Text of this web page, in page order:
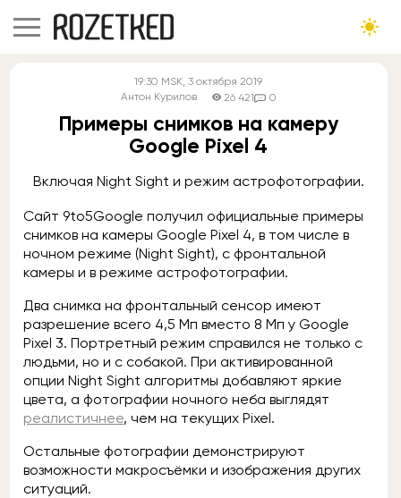
19:30 MSK, 3 октября 2019
Антон Курилов
26 421 0
Примеры снимков на камеру
Google Pixel 4
Включая Night Sight и режим астрофотографии.
Сайт 9to5Google получил официальные примеры
снимков на камеры Google Pixel 4, в том числе в
ночном режиме (Night Sight), с фронтальной
камеры и в режиме астрофотографии.
Два снимка на фронтальный сенсор имеют
разрешение всего 4,5 Мп вместо 8 Мп у Google
Pixel 3. Портретный режим справился не только с
людьми, но и с собакой. При активированной
опции Night Sight алгоритмы добавляют яркие
цвета, а фотографии ночного неба выглядят
реалистичнее, чем на текущих Pixel.
Остальные фотографии демонстрируют
возможности макросъёмки и изображения других
ситуаций.